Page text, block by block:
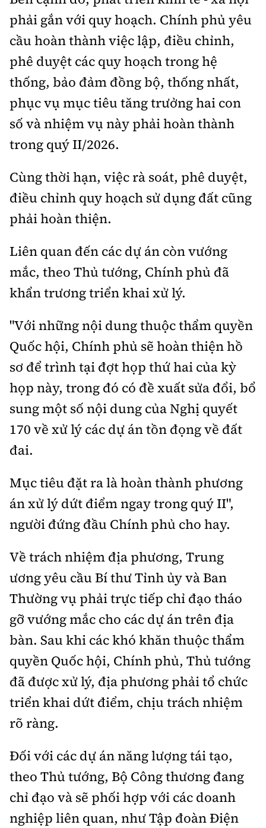
phải gắn với quy hoạch. Chính phủ yêu
cầu hoàn thành việc lập, điều chỉnh,
phê duyệt các quy hoạch trong hệ
thống, bảo đảm đồng bộ, thống nhất,
phục vụ mục tiêu tăng trưởng hai con
số và nhiệm vụ này phải hoàn thành
trong quý II/2026.
Cùng thời hạn, việc rà soát, phê duyệt,
điều chỉnh quy hoạch sử dụng đất cũng
phải hoàn thiện.
Liên quan đến các dự án còn vướng
mắc, theo Thủ tướng, Chính phủ đã
khẩn trương triển khai xử lý.
"Với những nội dung thuộc thẩm quyền
Quốc hội, Chính phủ sẽ hoàn thiện hồ
sơ để trình tại đợt họp thứ hai của kỳ
họp này, trong đó có đề xuất sửa đổi, bổ
sung một số nội dung của Nghị quyết
170 về xử lý các dự án tồn đọng về đất
đai.
Mục tiêu đặt ra là hoàn thành phương
án xử lý dứt điểm ngay trong quý II",
người đứng đầu Chính phủ cho hay.
Về trách nhiệm địa phương, Trung
ương yêu cầu Bí thư Tỉnh ủy và Ban
Thường vụ phải trực tiếp chỉ đạo tháo
gỡ vướng mắc cho các dự án trên địa
bàn. Sau khi các khó khăn thuộc thẩm
quyền Quốc hội, Chính phủ, Thủ tướng
đã được xử lý, địa phương phải tổ chức
triển khai dứt điểm, chịu trách nhiệm
rõ ràng.
Đối với các dự án năng lượng tái tạo,
theo Thủ tướng, Bộ Công thương đang
chỉ đạo và sẽ phối hợp với các doanh
nghiệp liên quan, như Tập đoàn Điện